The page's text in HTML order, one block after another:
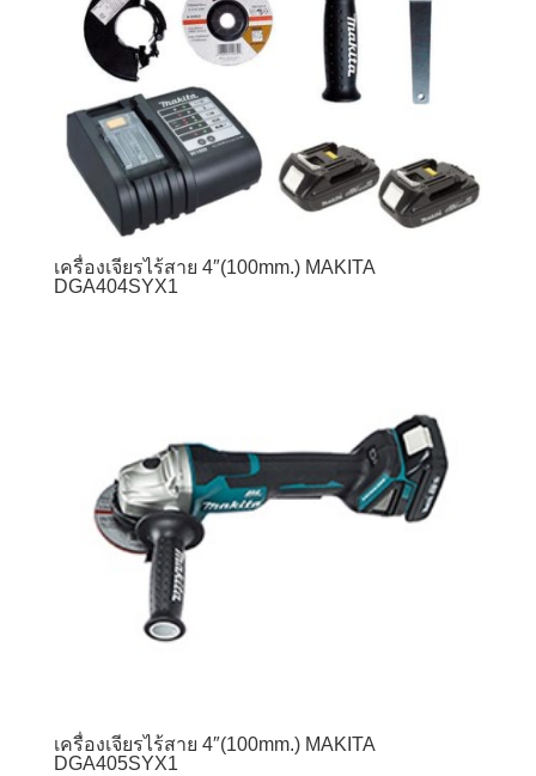
เครื่องเจียรไร้สาย 4″(100mm.) MAKITA
DGA404SYX1
เครื่องเจียรไร้สาย 4″(100mm.) MAKITA
DGA405SYX1